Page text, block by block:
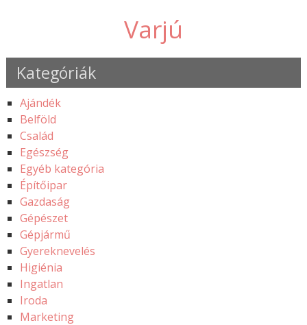
Varjú
Kategóriák
Ajándék
Belföld
Család
Egészség
Egyéb kategória
Építőipar
Gazdaság
Gépészet
Gépjármű
Gyereknevelés
Higiénia
Ingatlan
Iroda
Marketing